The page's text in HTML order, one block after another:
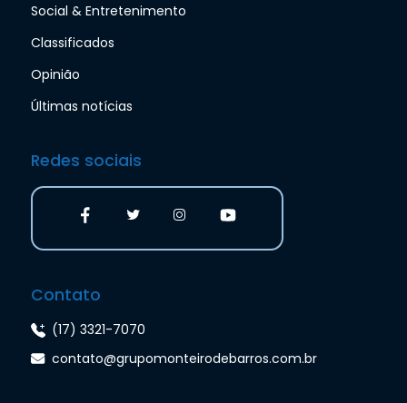
Social & Entretenimento
Classificados
Opinião
Últimas notícias
Redes sociais
Contato
(17) 3321-7070
contato@grupomonteirodebarros.com.br